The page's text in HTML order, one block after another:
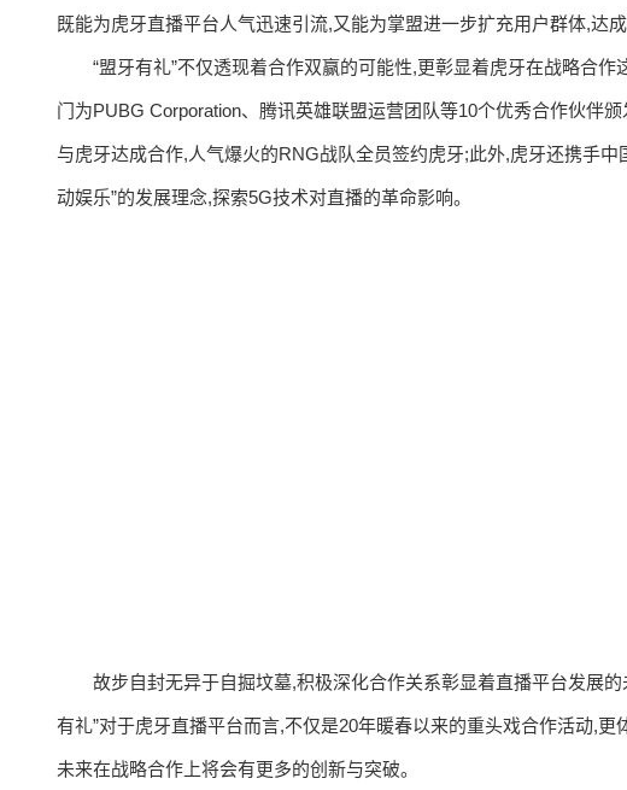
既能为虎牙直播平台人气迅速引流,又能为掌盟进一步扩充用户群体,达
“盟牙有礼”不仅透现着合作双赢的可能性,更彰显着虎牙在战略合
门为PUBG Corporation、腾讯英雄联盟运营团队等10个优秀合作伙伴
与虎牙达成合作,人气爆火的RNG战队全员签约虎牙;此外,虎牙还携手
动娱乐”的发展理念,探索5G技术对直播的革命影响。
故步自封无异于自掘坟墓,积极深化合作关系彰显着直播平台发展
有礼”对于虎牙直播平台而言,不仅是20年暖春以来的重头戏合作活动,
未来在战略合作上将会有更多的创新与突破。